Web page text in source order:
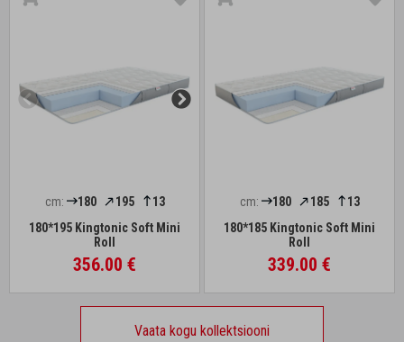
cm: 180 195
13
180*195 Kingtonic Soft Mini
Roll
356.00 €
cm: 180 185
13
180*185 Kingtonic Soft Mini
Roll
339.00 €
Vaata kogu kollektsiooni